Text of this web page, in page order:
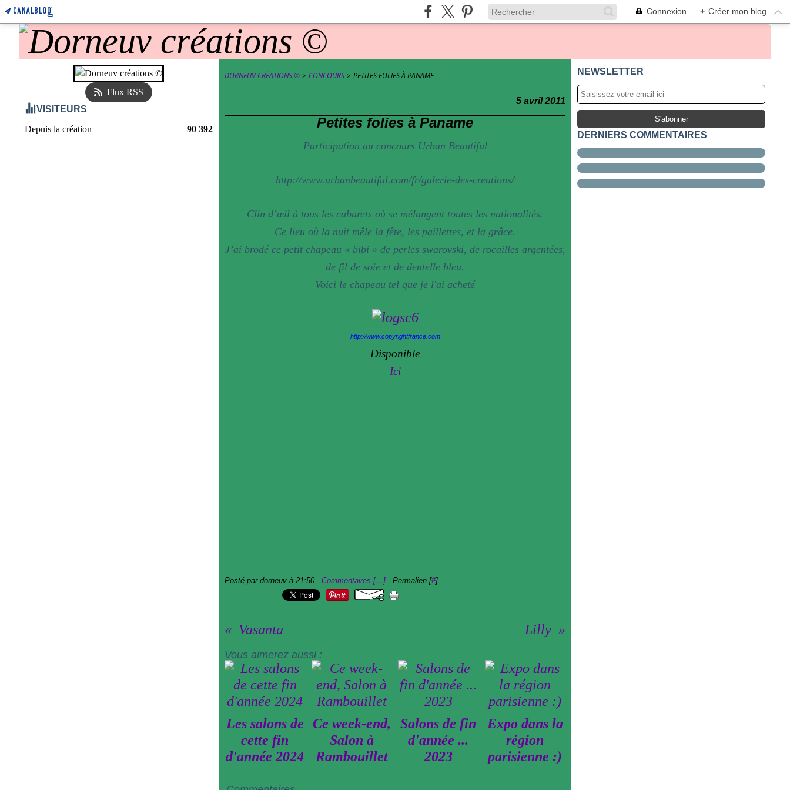
Connexion + Créer mon blog
Flux RSS
VISITEURS
Depuis la création
90 392
DORNEUV CRÉATIONS © > CONCOURS > PETITES FOLIES À PANAME
5 avril 2011
Petites folies à Paname
Participation au concours Urban Beautiful
http://www.urbanbeautiful.com/fr/galerie-des-creations/
Clin d’œil à tous les cabarets où se mélangent toutes les nationalités.
Ce lieu où la nuit mêle la fête, les paillettes, et la grâce.
J’ai brodé ce petit chapeau « bibi » de perles swarovski, de rocailles argentées,
de fil de soie et de dentelle bleu.
Voici le chapeau tel que je l'ai acheté
http://www.copyrightfrance.com
Disponible
Ici
Posté par dorneuv à 21:50 - Commentaires [… ] - Permalien [#]
Vasanta Lilly
Vous aimerez aussi :
Les salons de
cette fin
d'année 2024
Ce week-end,
Salon à
Rambouillet
Salons de fin
d'année ...
2023
Expo dans la
région
parisienne :)
NEWSLETTER
DERNIERS COMMENTAIRES